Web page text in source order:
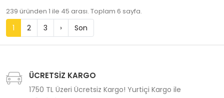
239 üründen 1 ile 45 arası. Toplam 6 sayfa.
1 2 3 › Son
ÜCRETSİZ KARGO
1750 TL Üzeri Ücretsiz Kargo! Yurtiçi Kargo ile